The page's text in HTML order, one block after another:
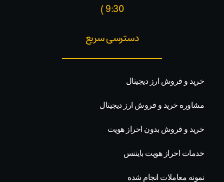
9:30 )​
دسترسی سریع
خرید و فروش ارز دیجیتال
مشاوره خرید و فروش ارز دیجیتال
خرید و فروش بدون احراز هویت
خدمات احراز هویت بایننس
نمونه معاملات انجام شده